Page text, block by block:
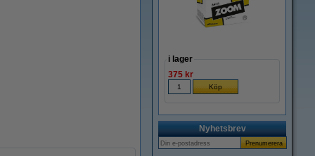
i lager
375 kr
Nyhetsbrev